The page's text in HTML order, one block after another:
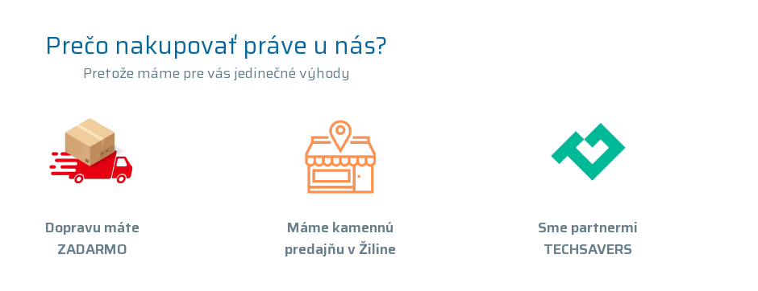
Prečo nakupovať práve u nás?
Pretože máme pre vás jedinečné výhody
Dopravu máte
ZADARMO
Máme kamennú
predajňu v Žiline
Sme partnermi
TECHSAVERS